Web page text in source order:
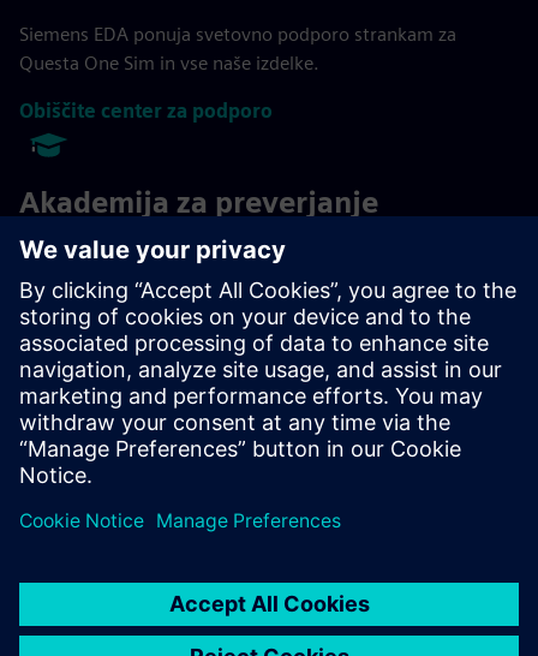
Siemens EDA ponuja svetovno podporo strankam za
Questa One Sim in vse naše izdelke.
Obiščite center za podporo
Akademija za preverjanje
Akademija za preverjanje zagotavlja veščine, potrebne za
dozorevanje zmogljivosti funkcionalnega procesa
preverjanja organizacije, kar zagotavlja metodološki most
med ponudbami vrednosti na visoki ravni in podrobnostmi
na nizki ravni.
Izvedite več
Blog Verification Horizons
funkcionalnega preverjanja in kako jih najučinkoviteje
uporabiti, obiščite naš blog za vpogled in posodobitve
konceptov, vrednot, standardov, metodologij in primerov.